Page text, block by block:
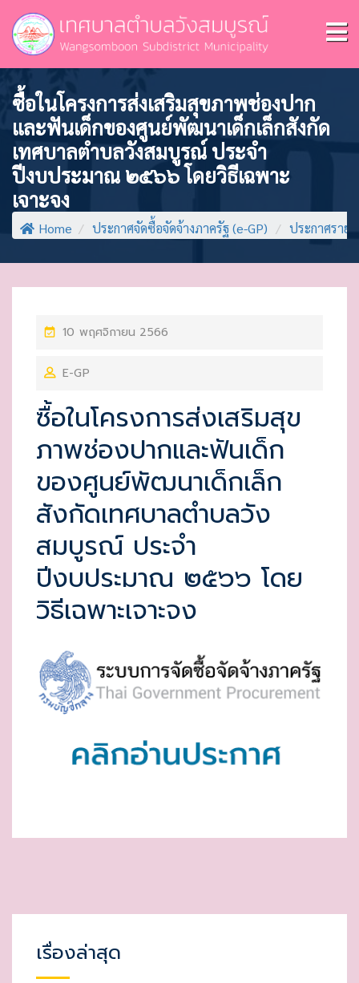
ซื้อในโครงการส่งเสริมสุขภาพช่องปาก
และฟันเด็กของศูนย์พัฒนาเด็กเล็กสังกัด
เทศบาลตำบลวังสมบูรณ์ ประจำ
ปีงบประมาณ ๒๕๖๖ โดยวิธีเฉพาะ
เจาะจง
Home / ประกาศจัดซื้อจัดจ้างภาครัฐ (e-GP) / ประกาศราย
P
S
E
D
N
10 พฤศจิกายน 2566
E-GP
ซื้อในโครงการส่งเสริมสุข
ภาพช่องปากและฟันเด็ก
ของศูนย์พัฒนาเด็กเล็ก
สังกัดเทศบาลตำบลวัง
สมบูรณ์ ประจำ
ปีงบประมาณ ๒๕๖๖ โดย
วิธีเฉพาะเจาะจง
เรื่องล่าสุด